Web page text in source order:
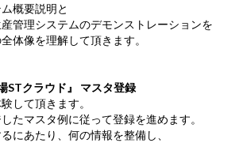
要説明と
理システムのデモンストレーションを
体像を理解して頂きます。
STクラウド』 マスタ登録
て頂きます。
マスタ例に従って登録を進めます。
あたり、何の情報を整備し、